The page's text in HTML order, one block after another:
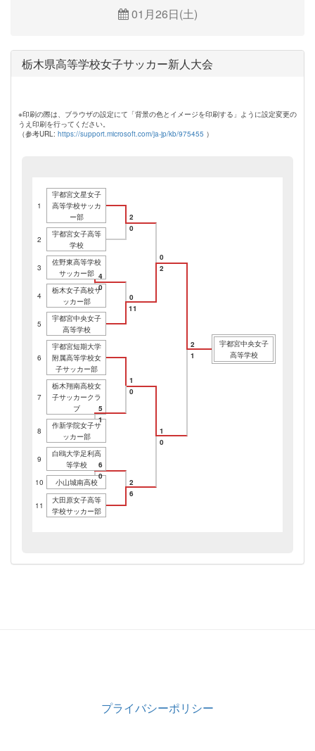
01月26日(土)
栃木県高等学校女子サッカー新人大会
※印刷の際は、ブラウザの設定にて「背景の色とイメージを印刷する」ように設定変更の
うえ印刷を行ってください。
（参考URL: https://support.microsoft.com/ja-jp/kb/975455 ）
1
宇都宮文星女子
高等学校サッカ
ー部
2
2
宇都宮女子高等
学校
0
0
3
佐野東高等学校
サッカー部 4
4
栃木女子高校サ
ッカー部
0
0
5
宇都宮中央女子
高等学校
11
2
2
6
宇都宮短期大学
附属高等学校女
子サッカー部
1
7
栃木翔南高校女
子サッカークラ
ブ
5
8
作新学院女子サ
ッカー部
1
0
1
9
白鴎大学足利高
等学校
6
10
小山城南高校
0
2
11
大田原女子高等
学校サッカー部
6
0
1
宇都宮中央女子
高等学校
プライバシーポリシー